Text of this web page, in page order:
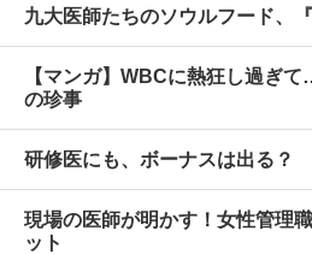
九大医師たちのソウルフード、
【マンガ】WBCに熱狂し過ぎ
の珍事
研修医にも、ボーナスは出る？
現場の医師が明かす！女性管理
ット